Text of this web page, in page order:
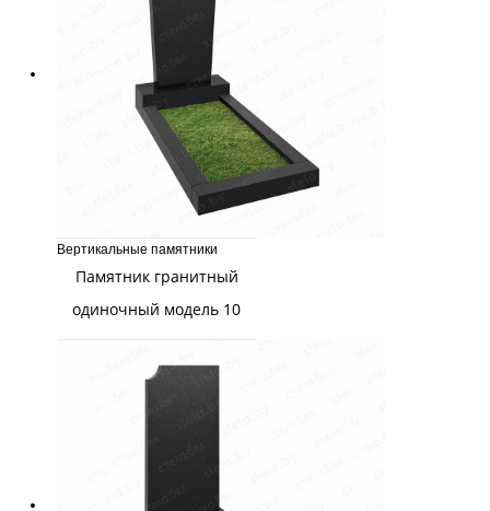
Вертикальные памятники
Памятник гранитный
одиночный модель 10